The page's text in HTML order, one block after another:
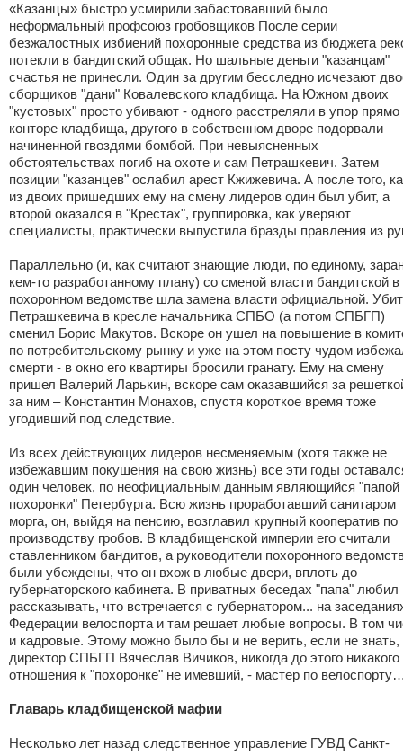
«Казанцы» быстро усмирили забастовавший было
неформальный профсоюз гробовщиков После серии
безжалостных избиений похоронные средства из бюджета
потекли в бандитский общак. Но шальные деньги "казанцам"
счастья не принесли. Один за другим бесследно исчезают
сборщиков "дани" Ковалевского кладбища. На Южном двоих
"кустовых" просто убивают - одного расстреляли в упор прямо
конторе кладбища, другого в собственном дворе подорвали
начиненной гвоздями бомбой. При невыясненных
обстоятельствах погиб на охоте и сам Петрашкевич. Затем
позиции "казанцев" ослабил арест Кжижевича. А после того,
из двоих пришедших ему на смену лидеров один был убит, а
второй оказался в "Крестах", группировка, как уверяют
специалисты, практически выпустила бразды правления из
Параллельно (и, как считают знающие люди, по единому,
кем-то разработанному плану) со сменой власти бандитской в
похоронном ведомстве шла замена власти официальной.
Петрашкевича в кресле начальника СПБО (а потом СПБГП)
сменил Борис Макутов. Вскоре он ушел на повышение в
по потребительскому рынку и уже на этом посту чудом
смерти - в окно его квартиры бросили гранату. Ему на смену
пришел Валерий Ларькин, вскоре сам оказавшийся за
за ним – Константин Монахов, спустя короткое время тоже
угодивший под следствие.
Из всех действующих лидеров несменяемым (хотя также не
избежавшим покушения на свою жизнь) все эти годы
один человек, по неофициальным данным являющийся "папой
похоронки" Петербурга. Всю жизнь проработавший санитаром
морга, он, выйдя на пенсию, возглавил крупный кооператив по
производству гробов. В кладбищенской империи его считали
ставленником бандитов, а руководители похоронного
были убеждены, что он вхож в любые двери, вплоть до
губернаторского кабинета. В приватных беседах "папа" любил
рассказывать, что встречается с губернатором... на
Федерации велоспорта и там решает любые вопросы. В том
и кадровые. Этому можно было бы и не верить, если не знать,
директор СПБГП Вячеслав Вичиков, никогда до этого никакого
отношения к "похоронке" не имевший, - мастер по
Главарь кладбищенской мафии
Несколько лет назад следственное управление ГУВД Санкт-